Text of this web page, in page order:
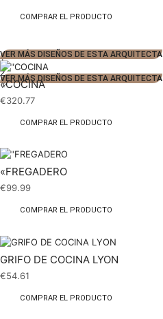
COMPRAR EL PRODUCTO
1
2
VER MÁS DISEÑOS DE ESTA ARQUITECTA
VER MÁS DISEÑOS DE ESTA ARQUITECTA
«COCINA
€320.77
COMPRAR EL PRODUCTO
«FREGADERO
€99.99
COMPRAR EL PRODUCTO
GRIFO DE COCINA LYON
€54.61
COMPRAR EL PRODUCTO